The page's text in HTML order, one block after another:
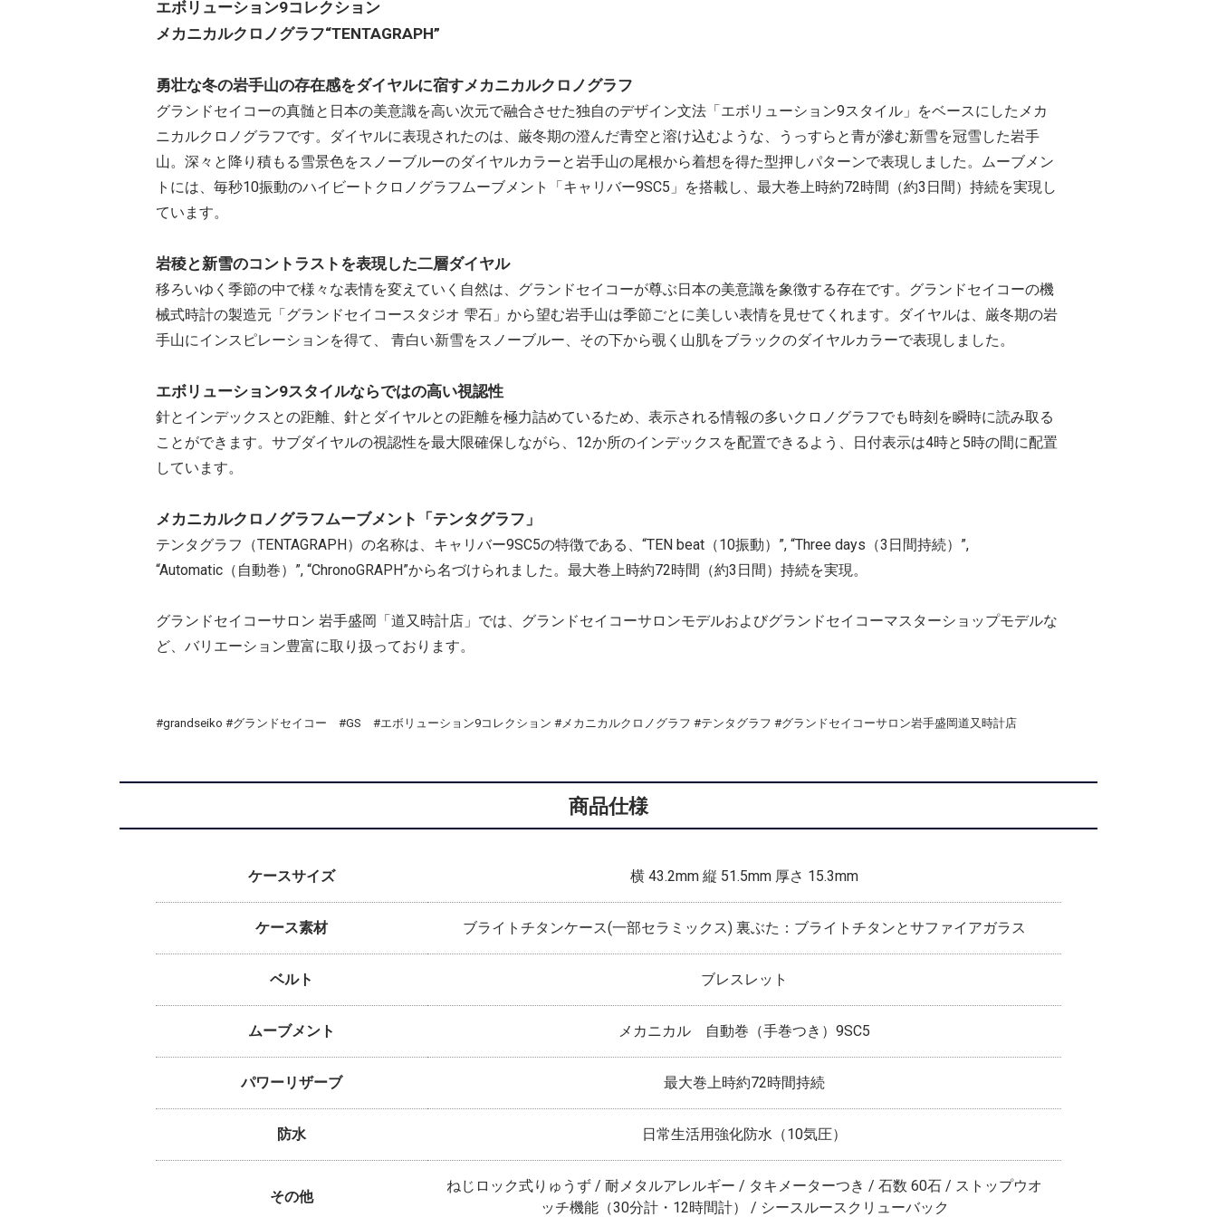
エボリューション9コレクション
メカニカルクロノグラフ“TENTAGRAPH”
勇壮な冬の岩手山の存在感をダイヤルに宿すメカニカルクロノグラフ
グランドセイコーの真髄と日本の美意識を高い次元で融合させた独自のデザイン文法「エボリューション9スタイル」をベースにしたメカ
ニカルクロノグラフです。ダイヤルに表現されたのは、厳冬期の澄んだ青空と溶け込むような、うっすらと青が滲む新雪を冠雪した岩手
山。深々と降り積もる雪景色をスノーブルーのダイヤルカラーと岩手山の尾根から着想を得た型押しパターンで表現しました。ムーブメン
トには、毎秒10振動のハイビートクロノグラフムーブメント「キャリバー9SC5」を搭載し、最大巻上時約72時間（約3日間）持続を実現し
ています。
岩稜と新雪のコントラストを表現した二層ダイヤル
移ろいゆく季節の中で様々な表情を変えていく自然は、グランドセイコーが尊ぶ日本の美意識を象徴する存在です。グランドセイコーの機
械式時計の製造元「グランドセイコースタジオ 雫石」から望む岩手山は季節ごとに美しい表情を見せてくれます。ダイヤルは、厳冬期の岩
手山にインスピレーションを得て、 青白い新雪をスノーブルー、その下から覗く山肌をブラックのダイヤルカラーで表現しました。
エボリューション9スタイルならではの高い視認性
針とインデックスとの距離、針とダイヤルとの距離を極力詰めているため、表示される情報の多いクロノグラフでも時刻を瞬時に読み取る
ことができます。サブダイヤルの視認性を最大限確保しながら、12か所のインデックスを配置できるよう、日付表示は4時と5時の間に配置
しています。
メカニカルクロノグラフムーブメント「テンタグラフ」
テンタグラフ（TENTAGRAPH）の名称は、キャリバー9SC5の特徴である、“TEN beat（10振動）”, “Three days（3日間持続）”,
“Automatic（自動巻）”, “ChronoGRAPH”から名づけられました。最大巻上時約72時間（約3日間）持続を実現。
グランドセイコーサロン 岩手盛岡「道又時計店」では、グランドセイコーサロンモデルおよびグランドセイコーマスターショップモデルな
ど、バリエーション豊富に取り扱っております。
#grandseiko #グランドセイコー #GS #エボリューション9コレクション #メカニカルクロノグラフ #テンタグラフ #グランドセイコーサロン岩手盛岡道又時計店
商品仕様
ケースサイズ 横 43.2mm 縦 51.5mm 厚さ 15.3mm
ケース素材 ブライトチタンケース(一部セラミックス) 裏ぶた：ブライトチタンとサファイアガラス
ベルト ブレスレット
ムーブメント メカニカル 自動巻（手巻つき）9SC5
パワーリザーブ 最大巻上時約72時間持続
防水 日常生活用強化防水（10気圧）
その他
ねじロック式りゅうず / 耐メタルアレルギー / タキメーターつき / 石数 60石 / ストップウオ
ッチ機能（30分計・12時間計） / シースルースクリューバック